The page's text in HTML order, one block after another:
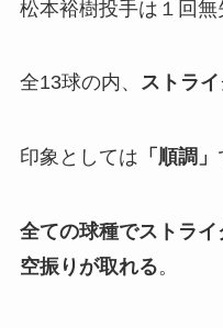
松本裕樹投手は１回無
全13球の内、 ストラ
印象としては 「順調」
全ての球種でストライ
空振りが取れる。